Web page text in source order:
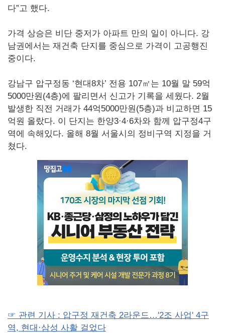
다”고 했다.
가격 상승은 비단 중저가 아파트 만의 일이 아니다. 강
남권에서는 재건축 단지를 중심으로 가격이 고공행진
중이다.
강남구 압구정동 ‘현대8차’ 전용 107㎡는 10월 말 59억
5000만원(4층)에 팔리면서 신고가 기록을 세웠다. 2월
발생한 직전 거래가 44억5000만원(5층)과 비교하면 15
억원 올랐다. 이 단지는 한양3·4·6차와 함께 압구정4구
역에 속해있다. 올해 8월 서울시의 정비구역 지정을 거
쳤다.
☞ 관련 기사 : 압구정 재건축 2라운드…'2조 사업' 4구
역, 현대·삼성 사활 걸었다